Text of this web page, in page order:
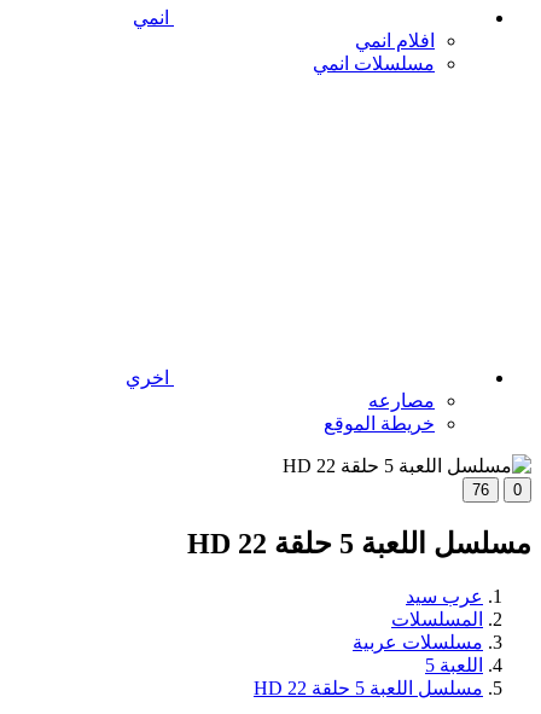
انمي
افلام انمي
مسلسلات انمي
اخري
مصارعه
خريطة الموقع
0
76
مسلسل اللعبة 5 حلقة 22 HD
عرب سيد
المسلسلات
مسلسلات عربية
اللعبة 5
مسلسل اللعبة 5 حلقة 22 HD